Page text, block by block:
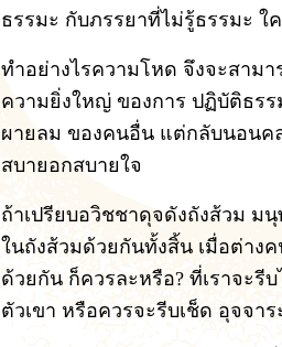
ธรรมะ กับภรรยาที่ไม่รู้ธรรมะ ใ
ทำอย่างไรความโหด จึงจะสาม
ความยิ่งใหญ่ ของการ ปฏิบัติธร
ผายลม ของคนอื่น แต่กลับนอนค
สบายอกสบายใจ
ถ้าเปรียบอวิชชาดุจดังถังส้วม ม
ในถังส้วมด้วยกันทั้งสิ้น เมื่อต่าง
ด้วยกัน ก็ควรละหรือ? ที่เราจะรี
ตัวเขา หรือควรจะรีบเช็ด อุจจา